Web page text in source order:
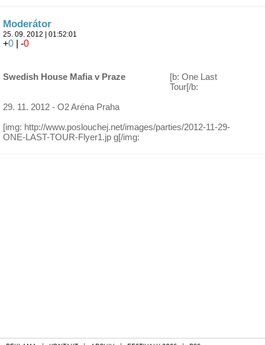
Moderátor
25. 09. 2012 | 01:52:01
+0 | -0
Swedish House Mafia v Praze
[b: One Last
Tour[/b:
29. 11. 2012 - O2 Aréna Praha
[img: http://www.poslouchej.net/images/parties/2012-11-29-
ONE-LAST-TOUR-Flyer1.jp g[/img: